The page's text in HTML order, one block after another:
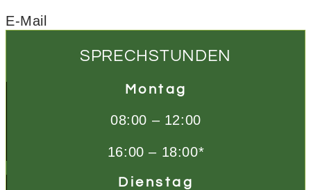
E-Mail
SPRECHSTUNDEN
Montag
08:00 – 12:00
16:00 – 18:00*
Dienstag